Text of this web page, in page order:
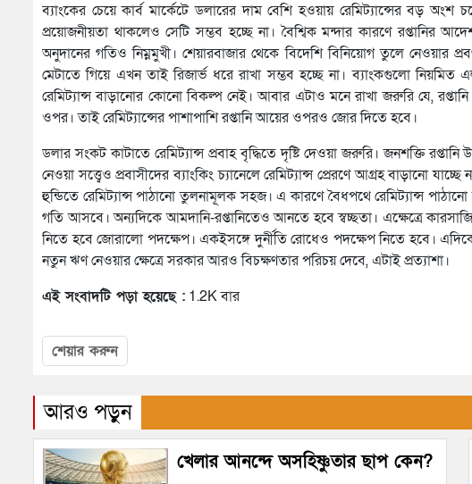
ব্যাংকের চেয়ে কার্ব মার্কেটে ডলারের দাম বেশি হওয়ায় রেমিট্যান্সের বড়
প্রয়োজনীয়তা থাকলেও সেটি সম্ভব হচ্ছে না। বৈশ্বিক মন্দার কারণে রপ্তানির
অনুদানের গতিও নিম্নমুখী। শেয়ারবাজার থেকে বিদেশি বিনিয়োগ তুলে
মেটাতে গিয়ে এখন তাই রিজার্ভ ধরে রাখা সম্ভব হচ্ছে না। ব্যাংকগুলো
রেমিট্যান্স বাড়ানোর কোনো বিকল্প নেই। আবার এটাও মনে রাখা জরুরি যে,
ওপর। তাই রেমিট্যান্সের পাশাপাশি রপ্তানি আয়ের ওপরও জোর দিতে হবে।
ডলার সংকট কাটাতে রেমিট্যান্স প্রবাহ বৃদ্ধিতে দৃষ্টি দেওয়া জরুরি। জনশক্তি
নেওয়া সত্ত্বেও প্রবাসীদের ব্যাংকিং চ্যানেলে রেমিট্যান্স প্রেরণে আগ্রহ বাড়ানো
হুন্ডিতে রেমিট্যান্স পাঠানো তুলনামূলক সহজ। এ কারণে বৈধপথে রেমিট্যান্স
গতি আসবে। অন্যদিকে আমদানি-রপ্তানিতেও আনতে হবে স্বচ্ছতা। এক্ষেত্রে
নিতে হবে জোরালো পদক্ষেপ। একইসঙ্গে দুর্নীতি রোধেও পদক্ষেপ নিতে হবে।
নতুন ঋণ নেওয়ার ক্ষেত্রে সরকার আরও বিচক্ষণতার পরিচয় দেবে, এটাই প্রত্যাশা।
এই সংবাদটি পড়া হয়েছে : 1.2K বার
শেয়ার করুন
আরও পড়ুন
খেলার আনন্দে অসহিষ্ণুতার ছাপ কেন?